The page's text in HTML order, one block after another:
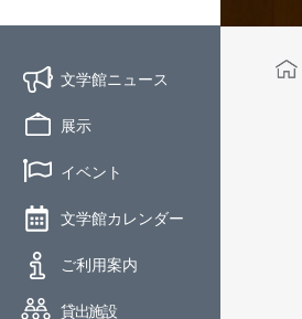
文学館ニュース
展示
イベント
文学館カレンダー
ご利用案内
貸出施設